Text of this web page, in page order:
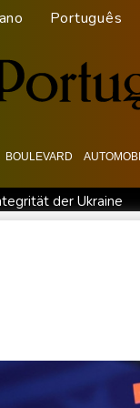
Português
BOULEVARD
der Ukraine
Ukraine hat